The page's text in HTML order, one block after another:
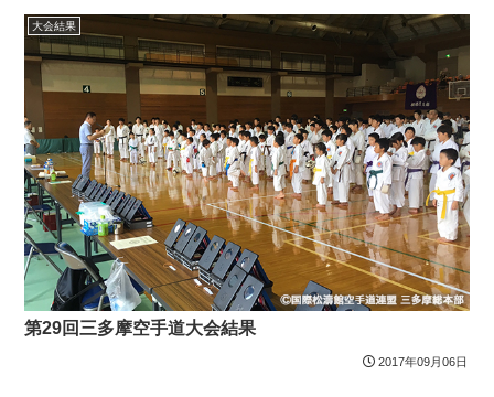
大会結果
第29回三多摩空手道大会結果
2017年09月06日